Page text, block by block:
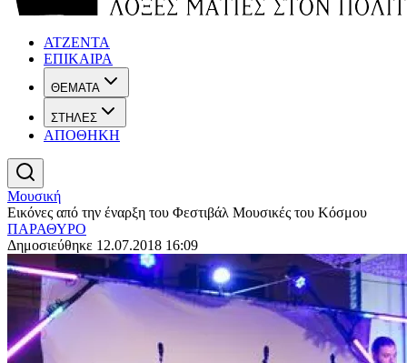
ΑΤΖΕΝΤΑ
ΕΠΙΚΑΙΡΑ
ΘΕΜΑΤΑ
ΣΤΗΛΕΣ
ΑΠΟΘΗΚΗ
Μουσική
Εικόνες από την έναρξη του Φεστιβάλ Μουσικές του Κόσμου
ΠΑΡΑΘΥΡΟ
Δημοσιεύθηκε 12.07.2018 16:09